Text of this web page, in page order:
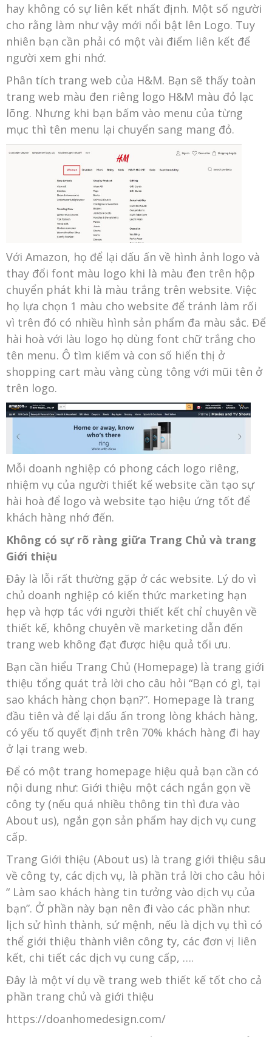
hay không có sự liên kết nhất định. Một số người
cho rằng làm như vậy mới nổi bật lên Logo. Tuy
nhiên bạn cần phải có một vài điểm liên kết để
người xem ghi nhớ.
Phân tích trang web của H&M. Bạn sẽ thấy toàn
trang web màu đen riêng logo H&M màu đỏ lạc
lõng. Nhưng khi bạn bấm vào menu của từng
mục thì tên menu lại chuyển sang mang đỏ.
Với Amazon, họ để lại dấu ấn về hình ảnh logo và
thay đổi font màu logo khi là màu đen trên hộp
chuyển phát khi là màu trắng trên website. Việc
họ lựa chọn 1 màu cho website để tránh làm rối
vì trên đó có nhiều hình sản phẩm đa màu sắc. Để
hài hoà với làu logo họ dùng font chữ trắng cho
tên menu. Ô tìm kiếm và con số hiển thị ở
shopping cart màu vàng cùng tông với mũi tên ở
trên logo.
Mỗi doanh nghiệp có phong cách logo riêng,
nhiệm vụ của người thiết kế website cần tạo sự
hài hoà để logo và website tạo hiệu ứng tốt để
khách hàng nhớ đến.
Không có sự rõ ràng giữa Trang Chủ và trang
Giới thiệu
Đây là lỗi rất thường gặp ở các website. Lý do vì
chủ doanh nghiệp có kiến thức marketing hạn
hẹp và hợp tác với người thiết kết chỉ chuyên về
thiết kế, không chuyên về marketing dẫn đến
trang web không đạt được hiệu quả tối ưu.
Bạn cần hiểu Trang Chủ (Homepage) là trang giới
thiệu tổng quát trả lời cho câu hỏi “Bạn có gì, tại
sao khách hàng chọn bạn?”. Homepage là trang
đầu tiên và để lại dấu ấn trong lòng khách hàng,
có yếu tố quyết định trên 70% khách hàng đi hay
ở lại trang web.
Để có một trang homepage hiệu quả bạn cần có
nội dung như: Giới thiệu một cách ngắn gọn về
công ty (nếu quá nhiều thông tin thì đưa vào
About us), ngắn gọn sản phẩm hay dịch vụ cung
cấp.
Trang Giới thiệu (About us) là trang giới thiệu sâu
về công ty, các dịch vụ, là phần trả lời cho câu hỏi
“ Làm sao khách hàng tin tưởng vào dịch vụ của
bạn”. Ở phần này bạn nên đi vào các phần như:
lịch sử hình thành, sứ mệnh, nếu là dịch vụ thì có
thể giới thiệu thành viên công ty, các đơn vị liên
kết, chi tiết các dịch vụ cung cấp, ….
Đây là một ví dụ về trang web thiết kế tốt cho cả
phần trang chủ và giới thiệu
https://doanhomedesign.com/